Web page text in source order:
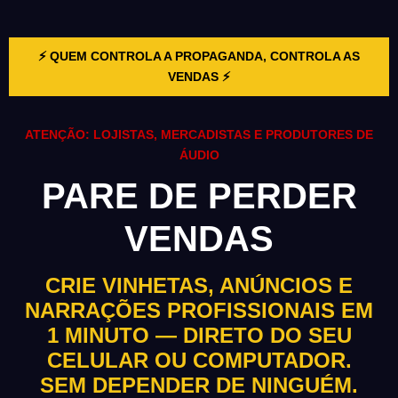
⚡ QUEM CONTROLA A PROPAGANDA, CONTROLA AS
VENDAS ⚡
ATENÇÃO: LOJISTAS, MERCADISTAS E PRODUTORES DE
ÁUDIO
PARE DE PERDER
VENDAS
CRIE VINHETAS, ANÚNCIOS E
NARRAÇÕES PROFISSIONAIS EM
1 MINUTO — DIRETO DO SEU
CELULAR OU COMPUTADOR.
SEM DEPENDER DE NINGUÉM.